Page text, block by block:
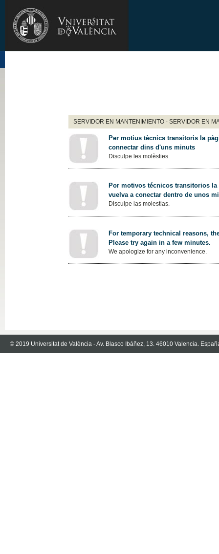
SERVIDOR EN MANTENIMIENTO - SERVIDOR EN
Per motius tècnics transitoris la
connectar dins d'uns minuts
Disculpe les molèsties.
Por motivos técnicos transitorios
vuelva a conectar dentro de unos
Disculpe las molestias.
For temporary technical reasons,
Please try again in a few minutes.
We apologize for any inconvenience.
© 2019 Universitat de València - Av. Blasco Ibáñez, 13. 46010 Valencia.